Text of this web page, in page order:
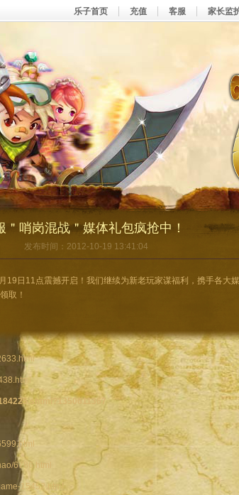
乐子首页 充值 客服 家长监
＂哨岗混战＂媒体礼包疯抢中！
发布时间：2012-10-19 13:41:04
月19日11点震撼开启！我们继续为新老玩家谋福利，携手各大
取！
6786.html
15452.html